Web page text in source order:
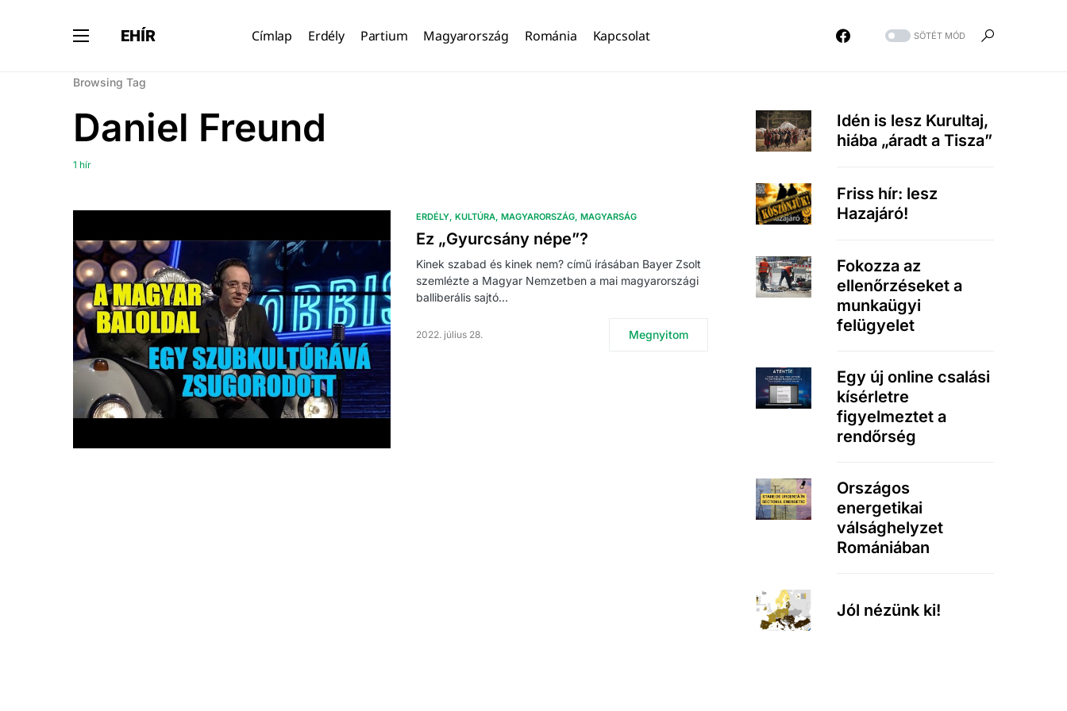
EHÍR Címlap Erdély Partium Magyarország Románia Kapcsolat SÖTÉT MÓD
Browsing Tag
Daniel Freund
1 hír
ERDÉLY KULTÚRA MAGYARORSZÁG MAGYARSÁG
Ez „Gyurcsány népe”?
Kinek szabad és kinek nem? című írásában Bayer Zsolt
szemlézte a Magyar Nemzetben a mai magyarországi
balliberális sajtó…
2022. július 28. Megnyitom
Idén is lesz Kurultaj,
hiába „áradt a Tisza”
Friss hír: lesz
Hazajáró!
Fokozza az
ellenőrzéseket a
munkaügyi
felügyelet
Egy új online csalási
kísérletre
figyelmeztet a
rendőrség
Országos
energetikai
válsághelyzet
Romániában
Jól nézünk ki!